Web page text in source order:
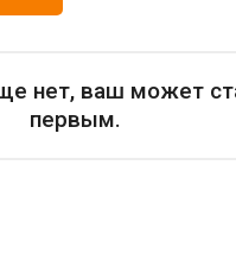
нет, ваш может
первым.